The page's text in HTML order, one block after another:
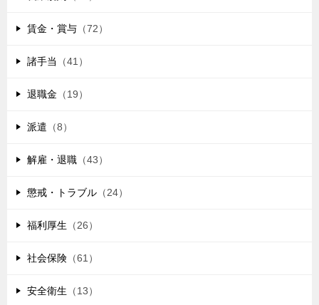
賃金・賞与 （72）
諸手当 （41）
退職金 （19）
派遣 （8）
解雇・退職 （43）
懲戒・トラブル （24）
福利厚生 （26）
社会保険 （61）
安全衛生 （13）